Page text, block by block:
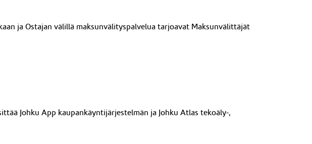
ja Ostajan välillä maksunvälityspalvelua tarjoavat Maksunvälittäjät
Johku App kaupankäyntijärjestelmän ja Johku Atlas tekoäly-,